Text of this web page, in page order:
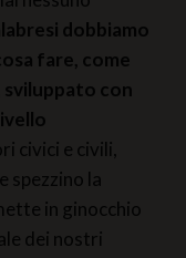
dobbiamo
fare, come
con
civici e civili,
spezzino la
in ginocchio
dei nostri